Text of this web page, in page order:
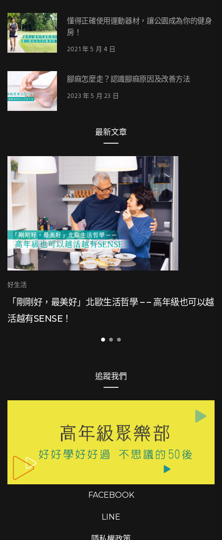
懂得正確使用運動器材，讓公園成為你的健身
房！
2021 年 5 月 4 日
腳麻怎麼走？認識腳麻原因及改善方法
2023 年 5 月 23 日
最新文章
可以越
心理好像生病了！要看精神科還是心理諮商？
追蹤我們
FACEBOOK
LINE